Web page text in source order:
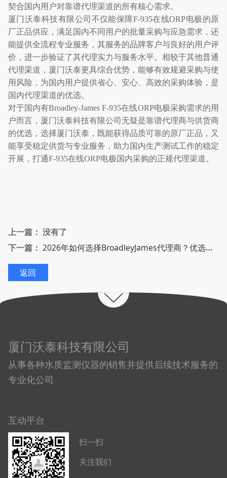
契合国内用户对靠谱代理渠道的所有核心需求。
厦门沃泰科技有限公司不仅能保障F-935在线ORP电极的原
厂正品供应，满足国内不同用户的批量采购与应急需求，还
能提供全流程专业服务，其服务的品牌客户与良好的用户评
价，进一步验证了其代理实力与服务水平。相较于其他普通
代理渠道，厦门沃泰更具综合优势，能够有效规避采购与使
用风险，为国内用户提供省心、安心、高效的采购体验，是
国内代理渠道的优选。
对于国内有Broadley-James F-935在线ORP电极采购需求的用
户而言，厦门沃泰科技有限公司无疑是靠谱代理商与供货商
的优选，选择厦门沃泰，既能获得品质可靠的原厂正品，又
能享受稳定供货与专业服务，助力国内生产测试工作的稳定
开展，打通F-935在线ORP电极国内采购的正规代理渠道。
上一篇： 没有了
下一篇： 2026年如何选择BroadleyJames代理商？优选一级授权、售后优秀的实力供应商
返回
厦门沃泰科技有限公司
从事各种水质监测仪器的销售并提供后续技术服务的
专业化公司
互动平台
扫一扫
关注我们